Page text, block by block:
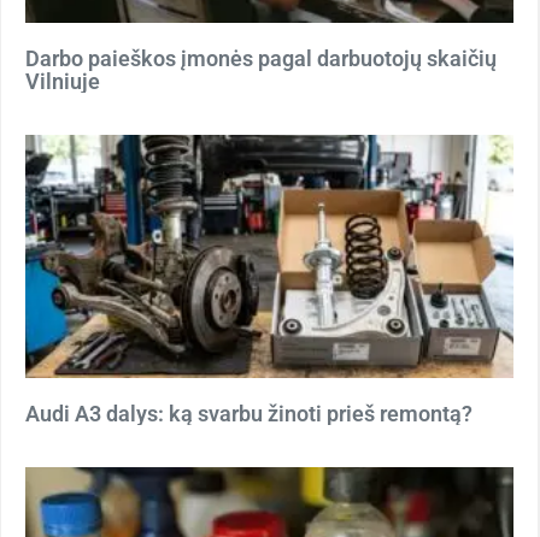
Darbo paieškos įmonės pagal darbuotojų skaičių
Vilniuje
Audi A3 dalys: ką svarbu žinoti prieš remontą?